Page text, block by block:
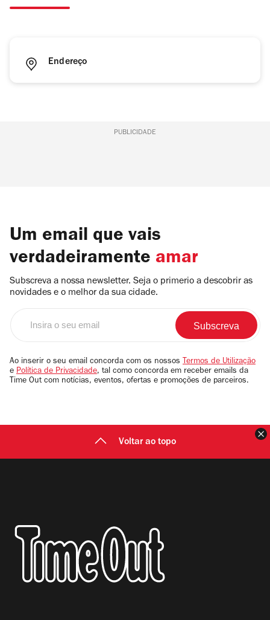
Endereço
PUBLICIDADE
Um email que vais
verdadeiramente amar
Subscreva a nossa newsletter. Seja o primerio a descobrir as
novidades e o melhor da sua cidade.
email
Ao inserir o seu email concorda com os nossos Termos de Utilização
e Política de Privacidade, tal como concorda em receber emails da
Time Out com notícias, eventos, ofertas e promoções de parceiros.
Voltar ao topo